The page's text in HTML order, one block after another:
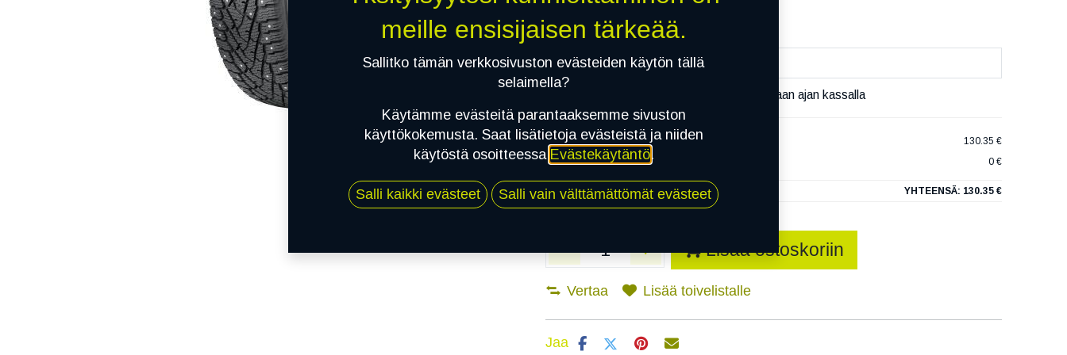
Asennuspalvelu
Mikäli valitset asennuksen, pääset varaamaan ajan kassalla
1X 195/70R15C 104R NORDMAN NORTH C XL
130.35 €
EI ASENNUSTA
0 €
YHTEENSÄ: 130.35 €
Lisää ostoskoriin
Vertaa Lisää toivelistalle
Jaa
meille ensisijaisen tärkeää.
Sallitko tämän verkkosivuston evästeiden käytön tällä
selaimella?
Käytämme evästeitä parantaaksemme sivuston
käyttökokemusta. Saat lisätietoja evästeistä ja niiden
käytöstä osoitteessa Evästekäytäntö.
Salli kaikki evästeet Salli vain välttämättömät evästeet